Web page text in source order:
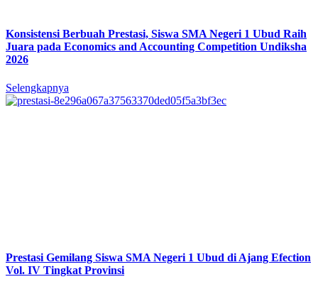
Konsistensi Berbuah Prestasi, Siswa SMA Negeri 1 Ubud Raih
Juara pada Economics and Accounting Competition Undiksha
2026
Selengkapnya
Prestasi Gemilang Siswa SMA Negeri 1 Ubud di Ajang Efection
Vol. IV Tingkat Provinsi